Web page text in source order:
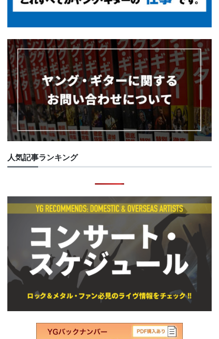
人気記事ランキング